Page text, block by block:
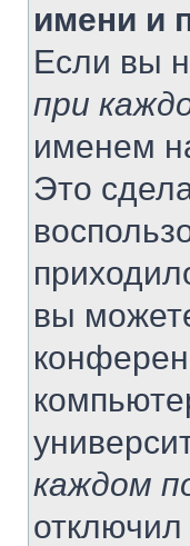
имени и
Если вы
при
именем
Это
вы
каждом